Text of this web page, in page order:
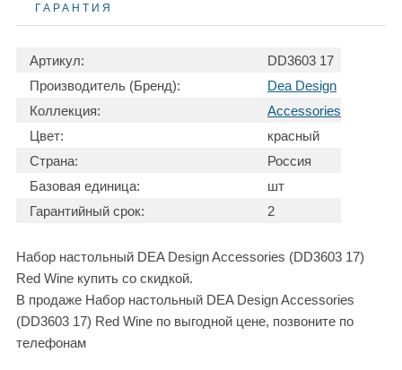
ГАРАНТИЯ
Артикул:
DD3603 17
Производитель (Бренд):
Dea Design
Коллекция:
Accessories
Цвет:
красный
Страна:
Россия
Базовая единица:
шт
Гарантийный срок:
2
Набор настольный DEA Design Accessories (DD3603 17)
Red Wine купить со скидкой.
В продаже Набор настольный DEA Design Accessories
(DD3603 17) Red Wine по выгодной цене, позвоните по
телефонам